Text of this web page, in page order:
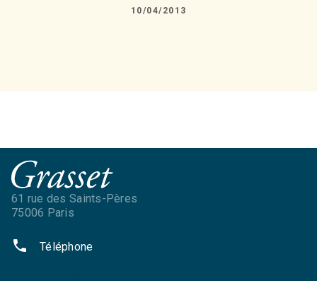
10/04/2013
61 rue des Saints-Pères
75006 Paris
phone Téléphone